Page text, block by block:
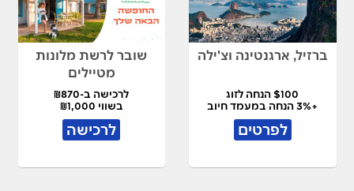
ברזיל, ארגנטינה וצ'ילה
$100 הנחה לזוג
+3% הנחה במעמד חיוב
לפרטים
שובר לרשת מלונות
מטיילים
לרכישה ב-₪870
בשווי ₪1,000
לרכישה